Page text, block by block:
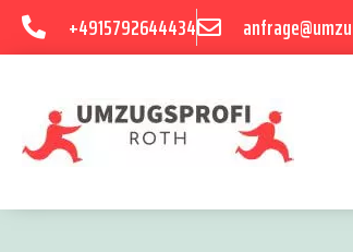
+4915792644434